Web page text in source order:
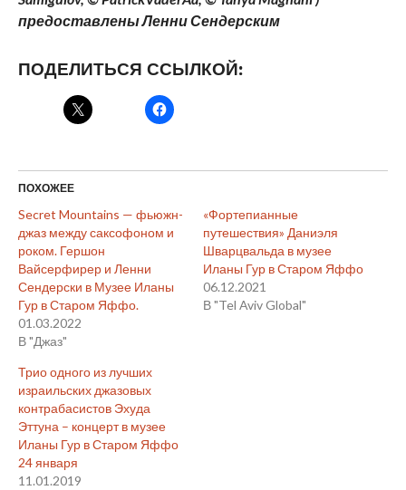
предоставлены Ленни Сендерским
ПОДЕЛИТЬСЯ ССЫЛКОЙ:
ПОХОЖЕЕ
Secret Mountains — фьюжн-
джаз между саксофоном и
роком. Гершон
Вайсерфирер и Ленни
Сендерски в Музее Иланы
Гур в Старом Яффо.
01.03.2022
В "Джаз"
«Фортепианные
путешествия» Даниэля
Шварцвальда в музее
Иланы Гур в Старом Яффо
06.12.2021
В "Tel Aviv Global"
Трио одного из лучших
израильских джазовых
контрабасистов Эхуда
Эттуна – концерт в музее
Иланы Гур в Старом Яффо
24 января
11.01.2019